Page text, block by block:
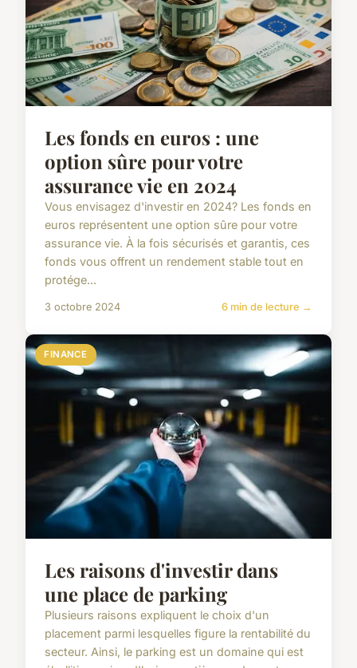
Les fonds en euros : une
option sûre pour votre
assurance vie en 2024
Vous envisagez d'investir en 2024? Les fonds en
euros représentent une option sûre pour votre
assurance vie. À la fois sécurisés et garantis, ces
fonds vous offrent un rendement stable tout en
protége...
3 octobre 2024 6 min de lecture →
FINANCE
Les raisons d'investir dans
une place de parking
Plusieurs raisons expliquent le choix d'un
placement parmi lesquelles figure la rentabilité du
secteur. Ainsi, le parking est un domaine qui est